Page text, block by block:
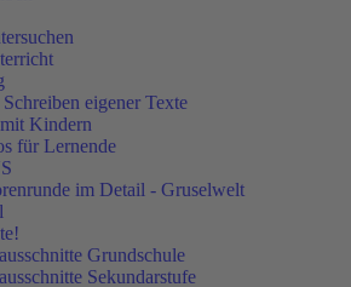
eigener Texte
Kindern
für Lernende
im Detail - Gruselwelt
Grundschule
Sekundarstufe